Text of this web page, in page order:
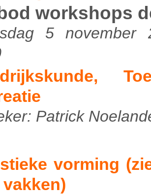
workshops
5
Patrick
vorming
vakken)